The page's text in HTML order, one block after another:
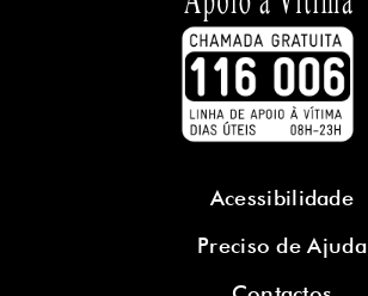
Acessibilidade
Preciso de Ajuda